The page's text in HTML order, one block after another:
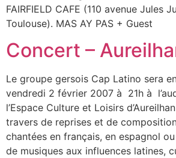
FAIRFIELD CAFE (110 avenue Jules
Toulouse). MAS AY PAS + Guest
Concert –
Le groupe gersois Cap Latino sera
vendredi 2 février 2007 à 21h à
l’Espace Culture et Loisirs
travers de reprises et de
chantées en français, en espagnol
de musiques aux influences latines,